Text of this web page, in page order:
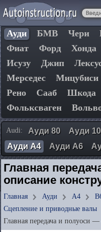
Ауди БМВ Чери
Фиат
Форд Хонда
Исузу
Джип
Мерседес
Мицубиси
Рено
Сааб Шкода
Фольксваген
Audi: Ауди 80 Ауди
Ауди А4
Ауди А6
Главная
описание
Главная Ауди А4
Сцепление и приводные валы
Главная передача и полуоси